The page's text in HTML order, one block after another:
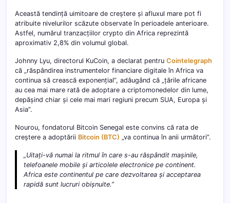
Această tendință uimitoare de creștere și afluxul mare pot fi
atribuite nivelurilor scăzute observate în perioadele anterioare.
Astfel, numărul tranzacțiilor crypto din Africa reprezintă
aproximativ 2,8% din volumul global.
Johnny Lyu, directorul KuCoin, a declarat pentru Cointelegraph
că „răspândirea instrumentelor financiare digitale în Africa va
continua să crească exponențial”, adăugând că „țările africane
au cea mai mare rată de adoptare a criptomonedelor din lume,
depășind chiar și cele mai mari regiuni precum SUA, Europa și
Asia”.
Nourou, fondatorul Bitcoin Senegal este convins că rata de
creștere a adoptării Bitcoin (BTC) „va continua în anii următori”.
„Uitați-vă numai la ritmul în care s-au răspândit mașinile,
telefoanele mobile și articolele electronice pe continent.
Africa este continentul pe care dezvoltarea și acceptarea
rapidă sunt lucruri obișnuite.”